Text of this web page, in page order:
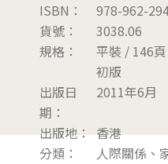
ISBN：
978-962-
貨號：
3038.06
規格：
平裝 / 146
初版
出版日
期：
2011年6月
出版地： 香港
分類：
人際關係、